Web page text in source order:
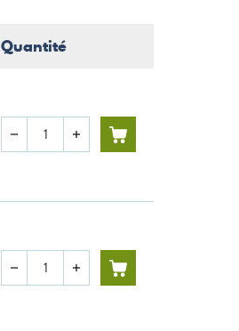
Quantité
Quantité
remove add
Quantité
remove add